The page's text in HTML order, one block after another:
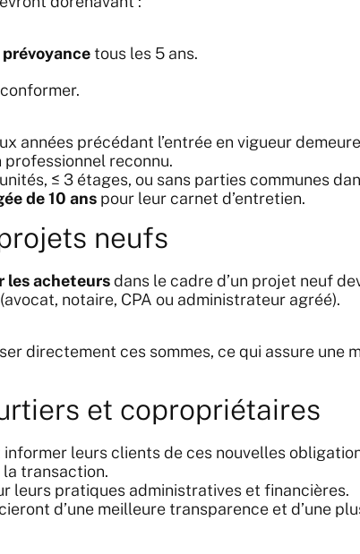
tous les 5 ans.
années précédant l’entrée en vigueur
reconnu.
≤ 3 étages, ou sans parties communes
de 10 ans pour leur carnet d’entretien.
neufs
les acheteursdans le cadre d’un projet neuf
notaire, CPA ou administrateur agréé).
directement ces sommes, ce qui assure une
et copropriétaires
informer leurs clients de ces nouvelles
transaction.
leurs pratiques administratives et financières.
d’une meilleure transparence et d’une